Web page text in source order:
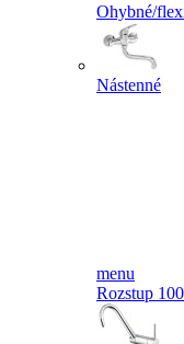
Ohybné/
Nástenné
menu
Rozstup